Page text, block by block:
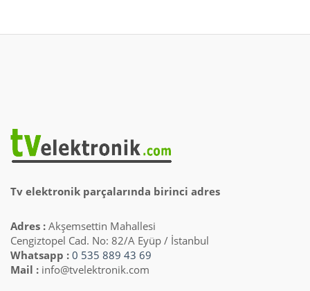
Tv elektronik parçalarında birinci adres
Adres : Akşemsettin Mahallesi
Cengiztopel Cad. No: 82/A Eyüp / İstanbul
Whatsapp : 0 535 889 43 69
Mail : info@tvelektronik.com